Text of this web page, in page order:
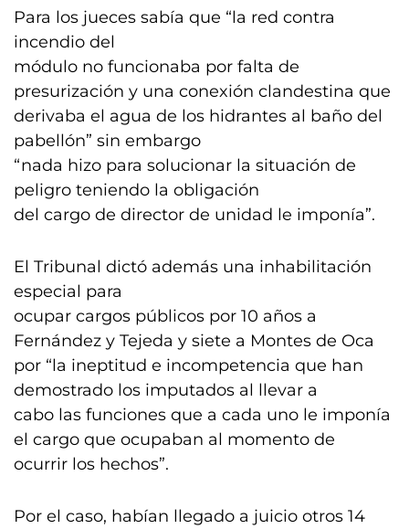
Para los jueces sabía que “la red contra
incendio del
módulo no funcionaba por falta de
presurización y una conexión clandestina que
derivaba el agua de los hidrantes al baño del
pabellón” sin embargo
“nada hizo para solucionar la situación de
peligro teniendo la obligación
del cargo de director de unidad le imponía”.
El Tribunal dictó además una inhabilitación
especial para
ocupar cargos públicos por 10 años a
Fernández y Tejeda y siete a Montes de Oca
por “la ineptitud e incompetencia que han
demostrado los imputados al llevar a
cabo las funciones que a cada uno le imponía
el cargo que ocupaban al momento de
ocurrir los hechos”.
Por el caso, habían llegado a juicio otros 14